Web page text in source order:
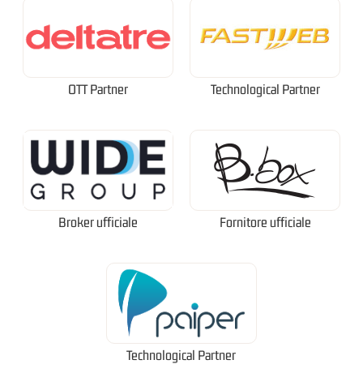
OTT Partner Technological Partner
Broker ufficiale Fornitore ufficiale
Technological Partner